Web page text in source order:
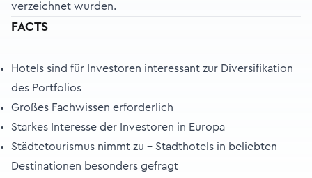
verzeichnet wurden.
FACTS
Hotels sind für Investoren interessant zur Diversifikation
des Portfolios
Großes Fachwissen erforderlich
Starkes Interesse der Investoren in Europa
Städtetourismus nimmt zu – Stadthotels in beliebten
Destinationen besonders gefragt